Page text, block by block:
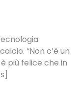
“Non c’è un
più felice che in